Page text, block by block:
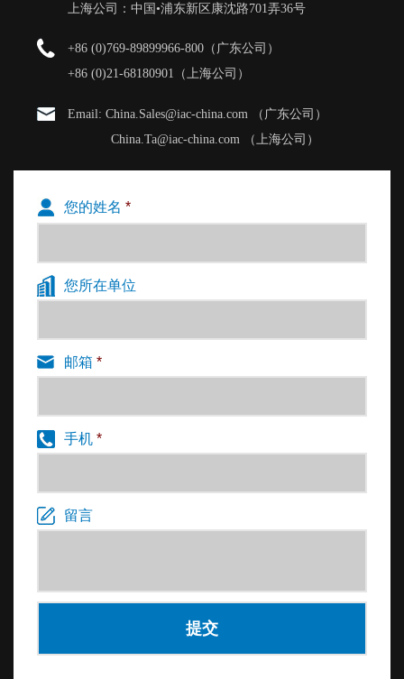
上海公司：中国•浦东新区康沈路701弄36号
+86 (0)769-89899966-800（广东公司）
+86 (0)21-68180901（上海公司）
Email: China.Sales@iac-china.com （广东公司）
China.Ta@iac-china.com （上海公司）
您的姓名 *
您所在单位
邮箱 *
手机 *
留言